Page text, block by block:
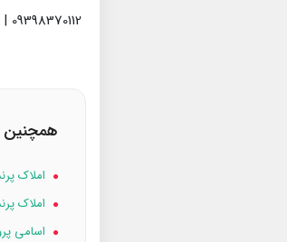
همچنین
املاک
املاک
اسامی